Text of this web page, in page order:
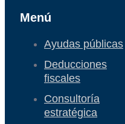
Menú
Ayudas públicas
Deducciones
fiscales
Consultoría
estratégica